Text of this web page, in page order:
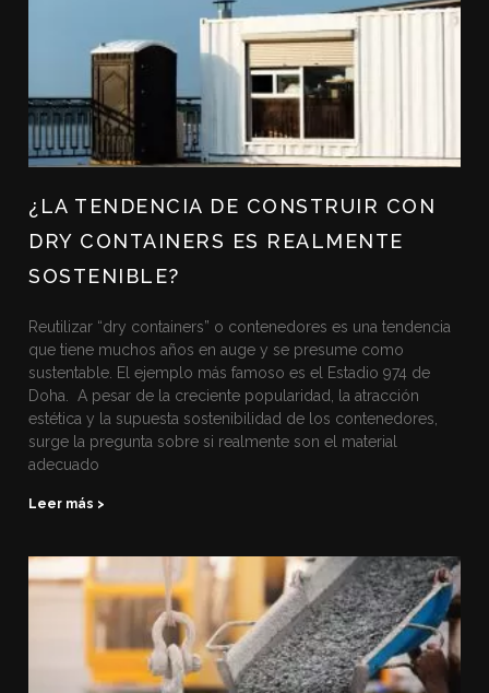
¿LA TENDENCIA DE CONSTRUIR CON
DRY CONTAINERS ES REALMENTE
SOSTENIBLE?
Reutilizar “dry containers” o contenedores es una tendencia
que tiene muchos años en auge y se presume como
sustentable. El ejemplo más famoso es el Estadio 974 de
Doha. A pesar de la creciente popularidad, la atracción
estética y la supuesta sostenibilidad de los contenedores,
surge la pregunta sobre si realmente son el material
adecuado
Leer más >